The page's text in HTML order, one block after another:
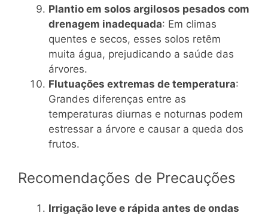
Plantio em solos argilosos pesados com
drenagem inadequada: Em climas
quentes e secos, esses solos retêm
muita água, prejudicando a saúde das
árvores.
Flutuações extremas de temperatura:
Grandes diferenças entre as
temperaturas diurnas e noturnas podem
estressar a árvore e causar a queda dos
frutos.
Recomendações de Precauções
Irrigação leve e rápida antes de ondas